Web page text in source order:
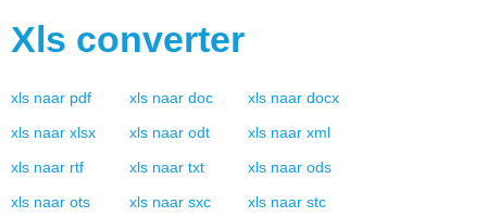
Xls converter
xls naar pdf xls naar doc xls naar docx
xls naar xlsx xls naar odt xls naar xml
xls naar rtf xls naar txt xls naar ods
xls naar ots xls naar sxc xls naar stc